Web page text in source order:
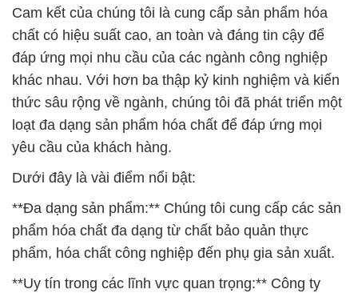
Cam kết của chúng tôi là cung cấp sản phẩm hóa
chất có hiệu suất cao, an toàn và đáng tin cậy để
đáp ứng mọi nhu cầu của các ngành công nghiệp
khác nhau. Với hơn ba thập kỷ kinh nghiệm và kiến
thức sâu rộng về ngành, chúng tôi đã phát triển một
loạt đa dạng sản phẩm hóa chất để đáp ứng mọi
yêu cầu của khách hàng.
Dưới đây là vài điểm nổi bật:
**Đa dạng sản phẩm:** Chúng tôi cung cấp các sản
phẩm hóa chất đa dạng từ chất bảo quản thực
phẩm, hóa chất công nghiệp đến phụ gia sản xuất.
**Uy tín trong các lĩnh vực quan trọng:** Công ty